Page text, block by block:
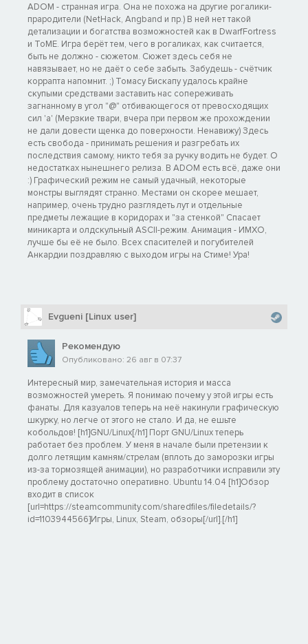
ADOM - странная игра. Она не похожа на другие рогалики-
прародители (NetHack, Angband и пр.) В ней нет такой
детализации и богатства возможностей как в DwarfFortress
и ToME. Игра берёт тем, чего в рогаликах, как считается,
быть не должно - сюжетом. Сюжет здесь себя не
навязывает, но не даёт о себе забыть. Забудешь - счётчик
коррапта напомнит. ;) Томасу Бискапу удалось крайне
скупыми средствами заставить нас сопереживать
загнанному в угол "@" отбивающегося от превосходящих
сил 'a' (Мерзкие твари, вчера при первом же прохождении
не дали довести щенка до поверхности. Ненавижу) Здесь
есть свобода - принимать решения и разгребать их
последствия самому, никто тебя за ручку водить не будет. О
недостатках нынешнего релиза. В ADOM есть всё, даже они
:) Графический режим не самый удачный, некоторые
монстры выглядят странно. Местами он скорее мешает,
например, очень трудно разглядеть лут и отдельные
предметы лежащие в коридорах и "за стенкой" Спасает
миникарта и олдскульный ASCII-режим. Анимация - ИМХО,
лучше бы её не было. Всех спасителей и погубителей
Анкардии поздравляю с выходом игры на Стиме! Ура!
Evgueni [Linux user]
Рекомендую
Опубликовано: 26 авг в 07:37
Интересный мир, замечательная история и масса
возможностей умереть. Я понимаю почему у этой игры есть
фанаты. Для казуалов теперь на неё накинули графическую
шкурку, но легче от этого не стало. И да, не ешьте
кобольдов! [h1]GNU/Linux[/h1] Порт GNU/Linux теперь
работает без проблем. У меня в начале были претензии к
долго летящим камням/стрелам (вплоть до заморозки игры
из-за тормозящей анимации), но разработчики исправили эту
проблему достаточно оперативно. Ubuntu 14.04 [h1]Обзор
входит в список
[url=https://steamcommunity.com/sharedfiles/filedetails/?
id=1103944566]Игры, Linux, Steam, обзоры[/url].[/h1]